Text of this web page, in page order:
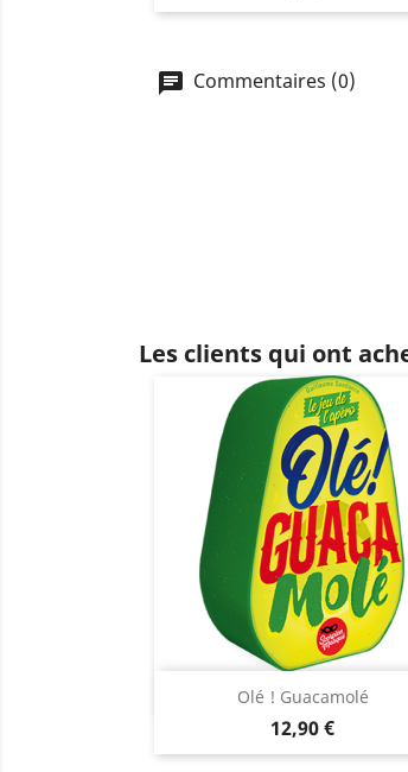
Commentaires (0)
Les clients qui ont
Olé ! Guacamolé
Prix
12,90 €
Aperçu rapide